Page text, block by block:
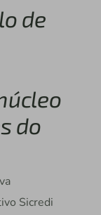
de
do
Sicredi